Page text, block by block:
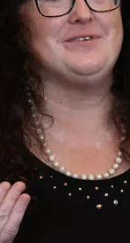
странном
дверь
шаг и
сзади:
Вероника
знаменитый
Нам
ее
Вот так
жестко